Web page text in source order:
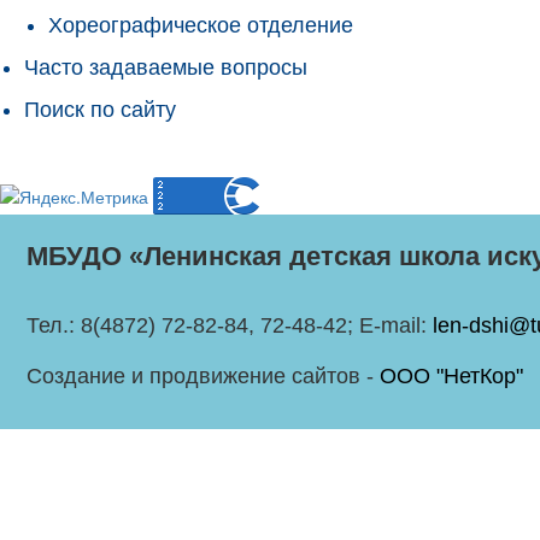
Хореографическое отделение
Часто задаваемые вопросы
Поиск по сайту
МБУДО «Ленинская детская школа
Тел.: 8(4872) 72-82-84, 72-48-42; E-mail: len-
Создание и продвижение сайтов - ООО "НетКор"